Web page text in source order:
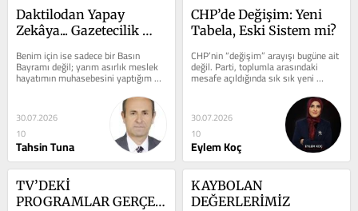
Daktilodan Yapay
Zekâya... Gazetecilik
Benim için ise sadece bir Basın
Bayramı değil; yarım asırlık meslek
hayatımın muhasebesini yaptığım
özel bir gün.1977 yılında...
30.07.2026
10
Tahsin Tuna
CHP’de Değişim: Yeni
Tabela, Eski Sistem mi?
CHP’nin “değişim” arayışı bugüne ait
değil. Parti, toplumla arasındaki
mesafe açıldığında sık sık yeni
sloganlar ve yeni...
30.07.2026
10
Eylem Koç
TV’DEKİ
PROGRAMLAR GERÇEK
KAYBOLAN
DEĞERLERİMİZ